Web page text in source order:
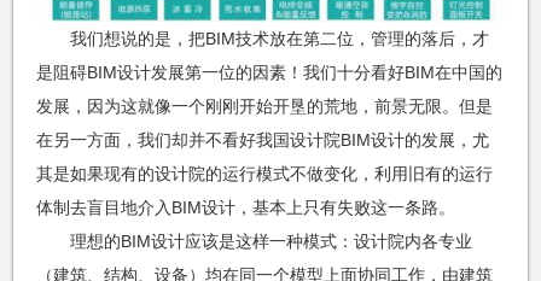
我们想说的是，把BIM技术放在第二位，管理的落后，才
是阻碍BIM设计发展第一位的因素！我们十分看好BIM在中国的
发展，因为这就像一个刚刚开始开垦的荒地，前景无限。但是
在另一方面，我们却并不看好我国设计院BIM设计的发展，尤
其是如果现有的设计院的运行模式不做变化，利用旧有的运行
体制去盲目地介入BIM设计，基本上只有失败这一条路。
理想的BIM设计应该是这样一种模式：设计院内各专业
（建筑、结构、设备）均在同一个模型上面协同工作，由建筑